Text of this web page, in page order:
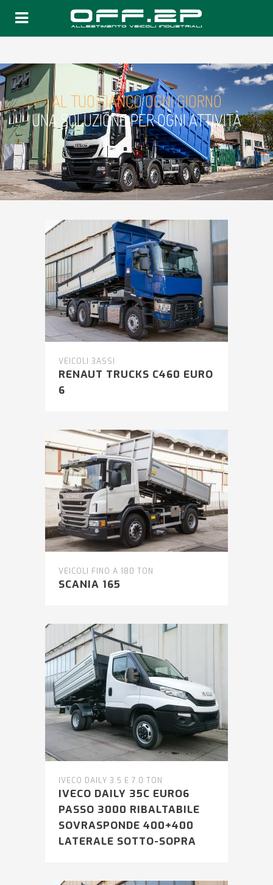
AL TUO FIANCO OGNI GIORNO
UNA SOLUZIONE PER OGNI ATTIVITÀ
VEICOLI 3ASSI
RENAUT TRUCKS C460 EURO
6
VEICOLI FINO A 180 TON
SCANIA 165
IVECO DAILY 3.5 E 7.0 TON
IVECO DAILY 35C EURO6
PASSO 3000 RIBALTABILE
SOVRASPONDE 400+400
LATERALE SOTTO-SOPRA